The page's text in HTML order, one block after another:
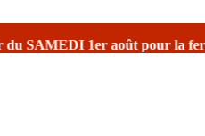
le 17 août avec reprise des